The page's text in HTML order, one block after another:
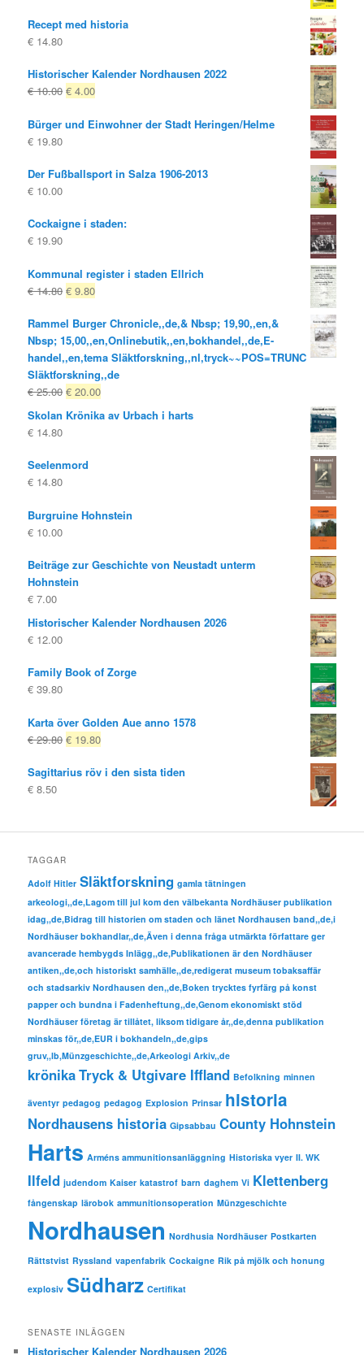
Recept med historia
€ 14.80
Historischer Kalender Nordhausen 2022
€10.00 Ursprungligt
var:
€ 4.00Nuvarande
är:
Bürger und Einwohner der Stadt Heringen/Helme
€ 19.80
Der Fußballsport in Salza 1906-2013
€ 10.00
Cockaigne i staden:
€ 19.90
Kommunal register i staden Ellrich
€14.80 Ursprungligt
var:
€ 14.80
€ 9.80Nuvarande
är:
€ 9.80.
Rammel Burger Chronicle,,de,& Nbsp; 19,90,,en,&
Nbsp; 15,00,,en,Onlinebutik,,en,bokhandel,,de,E-
handel,,en,tema Släktforskning,,nl,tryck~~POS=TRUNC
Släktforskning,,de
€25.00 Ursprungligt
pris
var:
€ 20.00Nuvarande
är:
Skolan Krönika av Urbach i harts
€ 14.80
Seelenmord
€ 14.80
Burgruine Hohnstein
€ 10.00
Beiträge zur Geschichte von Neustadt unterm
Hohnstein
€ 7.00
Historischer Kalender Nordhausen 2026
€ 12.00
Family Book of Zorge
€ 39.80
Karta över Golden Aue anno 1578
€29.80 Ursprungligt
var:
€ 19.80Nuvarande
är:
Sagittarius röv i den sista tiden
€ 8.50
TAGGAR
Adolf Hitler Släktforskning gamla tätningen
arkeologi,,de,Lagom till jul kom den välbekanta Nordhäuser publikation
idag,,de,Bidrag till historien om staden och länet Nordhausen band,,de,i
Nordhäuser bokhandlar,,de,Även i denna fråga utmärkta författare ger
avancerade hembygds Inlägg,,de,Publikationen är den Nordhäuser
antiken,,de,och historiskt samhälle,,de,redigerat museum tobaksaffär
och stadsarkiv Nordhausen den,,de,Boken trycktes fyrfärg på konst
papper och bundna i Fadenheftung,,de,Genom ekonomiskt stöd
Nordhäuser företag är tillåtet, liksom tidigare år,,de,denna publikation
minskas för,,de,EUR i bokhandeln,,de,gips
gruv,,lb,Münzgeschichte,,de,Arkeologi Arkiv,,de
krönikaTryck & Utgivare Iffland Befolkning minnen
äventyr pedagog pedagog Explosion Prinsar historia
Nordhausens historia Gipsabbau County Hohnstein
Harts Arméns ammunitionsanläggning Historiska vyer II. WK
Ilfeld judendom Kaiser katastrof barn daghem Vi Klettenberg
fångenskap lärobok ammunitionsoperation Münzgeschichte
Nordhausen Nordhusia Nordhäuser Postkarten
Rättstvist Ryssland vapenfabrik Cockaigne Rik på mjölk och honung
explosiv Südharz Certifikat
SENASTE INLÄGGEN
Historischer Kalender Nordhausen 2026